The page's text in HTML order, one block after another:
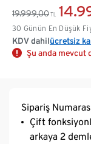
19.999,00 TL
30 Günün En Düşük
KDV dahilücretsiz
Şu anda mevcut
Sipariş
Çift
arkaya 2